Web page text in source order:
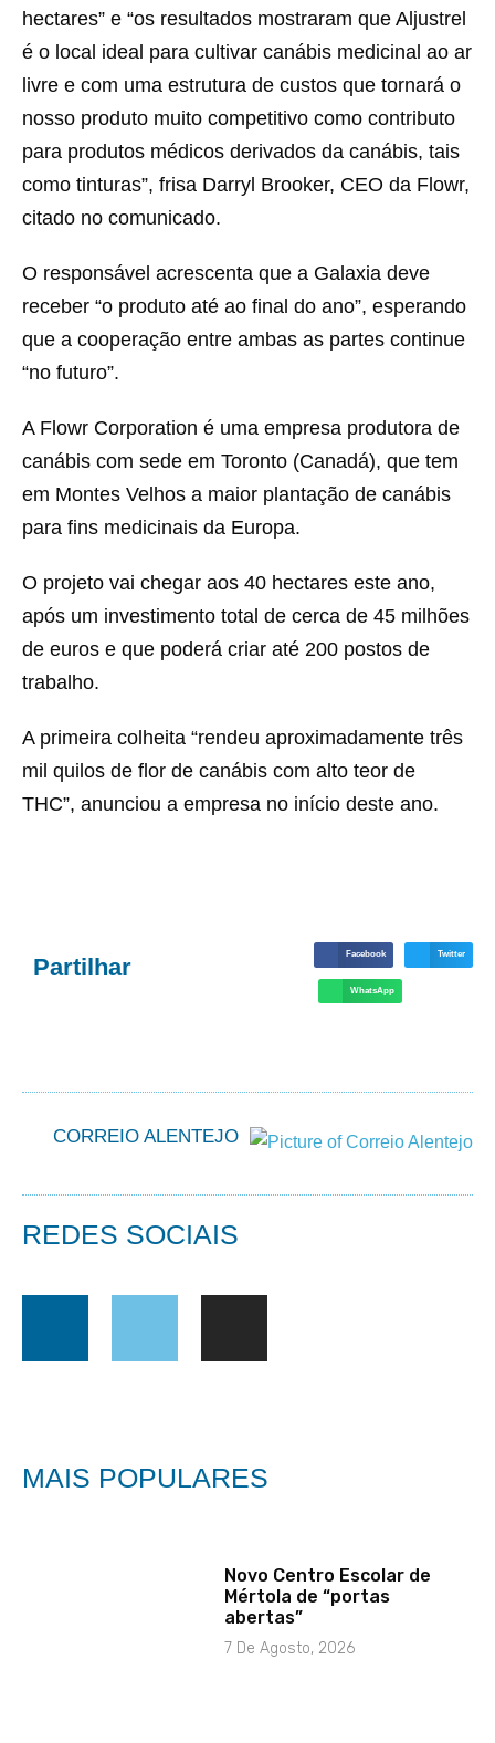
hectares” e “os resultados mostraram que Aljustrel
é o local ideal para cultivar canábis medicinal ao ar
livre e com uma estrutura de custos que tornará o
nosso produto muito competitivo como contributo
para produtos médicos derivados da canábis, tais
como tinturas”, frisa Darryl Brooker, CEO da Flowr,
citado no comunicado.
O responsável acrescenta que a Galaxia deve
receber “o produto até ao final do ano”, esperando
que a cooperação entre ambas as partes continue
“no futuro”.
A Flowr Corporation é uma empresa produtora de
canábis com sede em Toronto (Canadá), que tem
em Montes Velhos a maior plantação de canábis
para fins medicinais da Europa.
O projeto vai chegar aos 40 hectares este ano,
após um investimento total de cerca de 45 milhões
de euros e que poderá criar até 200 postos de
trabalho.
A primeira colheita “rendeu aproximadamente três
mil quilos de flor de canábis com alto teor de
THC”, anunciou a empresa no início deste ano.
Partilhar Facebook Twitter
WhatsApp
CORREIO ALENTEJO
REDES SOCIAIS
MAIS POPULARES
Novo Centro Escolar de
Mértola de “portas
abertas”
7 De Agosto, 2026